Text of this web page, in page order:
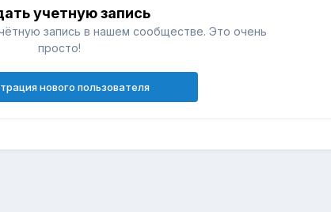
учетную запись
запись в нашем сообществе. Это очень
просто!
нового пользователя